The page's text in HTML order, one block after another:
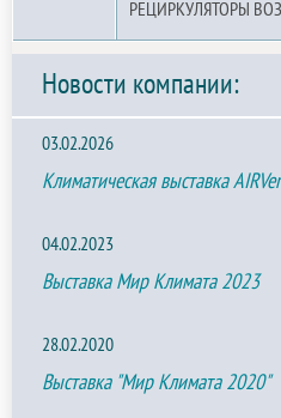
РЕЦИРКУЛЯТОРЫ
Новости компании:
03.02.2026
Климатическая выставка
04.02.2023
Выставка Мир Климата 2023
28.02.2020
Выставка "Мир Климата 2020"